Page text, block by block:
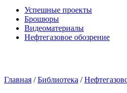
Успешные проекты
Брошюры
Видеоматериалы
Нефтегазовое обозрение
Главная /Библиотека /